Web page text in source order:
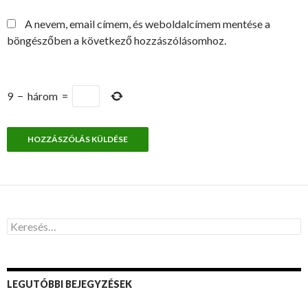
A nevem, email címem, és weboldalcímem mentése a
böngészőben a következő hozzászólásomhoz.
9 − három =
K
e
s
é
LEGUTÓBBI BEJEGYZÉSEK